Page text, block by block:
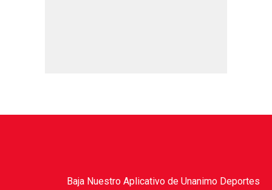
Baja Nuestro Aplicativo de Unanimo Deportes